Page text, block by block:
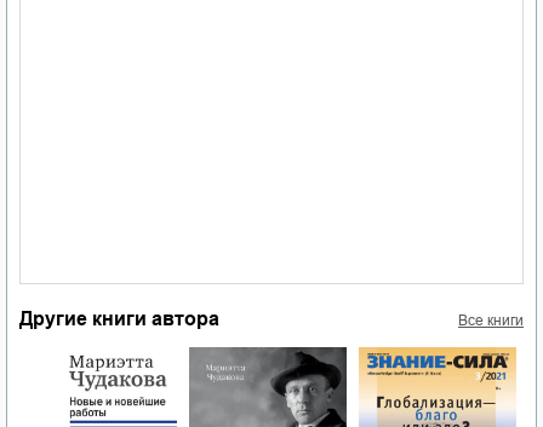
Другие книги автора Все книги